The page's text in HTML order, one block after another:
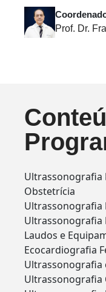
Prof. Dr.
Ultrassonografia
Obstetrícia
Ultrassonografia
Ultrassonografia
Laudos e
Ecocardiografia
Ultrassonografia
Ultrassonografia